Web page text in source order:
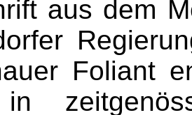
aus dem
Foliant